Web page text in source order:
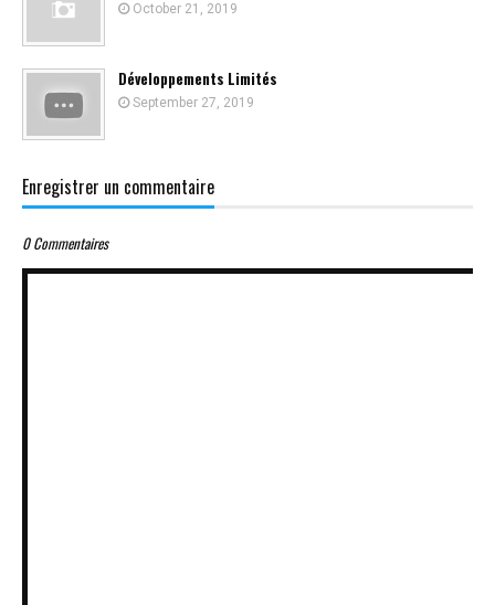
October 21, 2019
Développements Limités
September 27, 2019
Enregistrer un commentaire
0 Commentaires